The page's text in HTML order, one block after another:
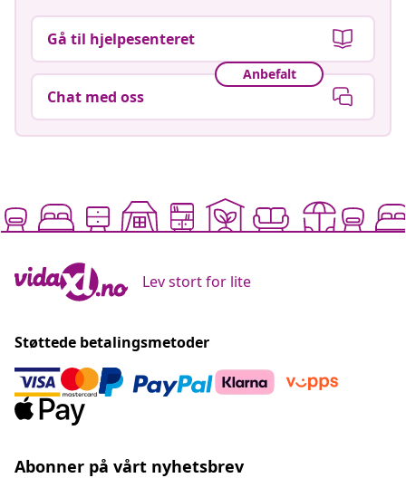
Gå til hjelpesenteret
Anbefalt
Chat med oss
Lev stort for lite
Støttede betalingsmetoder
Abonner på vårt nyhetsbrev